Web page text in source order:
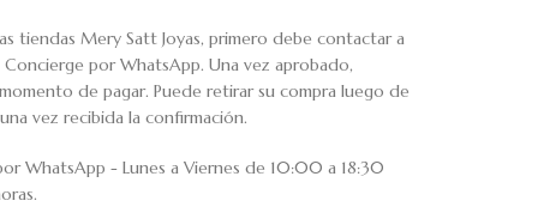
tiendas Mery Satt Joyas, primero debe contactar a
por WhatsApp. Una vez aprobado,
de pagar. Puede retirar su compra luego de
vez recibida la confirmación.
WhatsApp - Lunes a Viernes de 10:00 a 18:30